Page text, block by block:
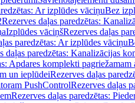
Ar izplūdes vāciņuBez
Rezerves daļas paredzētas:
Izplūdes vāciņšRezerves daļas
paredzētas: Ar izplūdes vāciņu
daļas paredzētas: Kanalizācijas
Apdares komplekti
un ieplūdeiRezerves daļas
PushControlRezerves daļas
Rezerves daļas paredzētas: